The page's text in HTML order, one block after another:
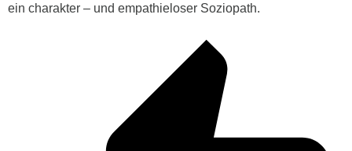
ein charakter – und empathieloser Soziopath.